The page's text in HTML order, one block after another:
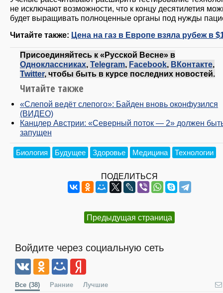
не исключают возможности, что к концу десятилетия
будет выращивать полноценные органы под нужды
Читайте также: Цена на газ в Европе взяла рубеж в
Присоединяйтесь к «Русской Весне» в
Одноклассниках, Telegram, Facebook, ВКонтакте,
Twitter, чтобы быть в курсе последних новостей.
Читайте также
«Слепой ведёт слепого»: Байден вновь оконфузился
(ВИДЕО)
Канцлер Австрии: «Северный поток — 2» должен
запущен
Биология Будущее Здоровье Медицина Технологии
ПОДЕЛИТЬСЯ
Предыдущая страница
Войдите через социальную сеть
Все (38) Ранние Лучшие